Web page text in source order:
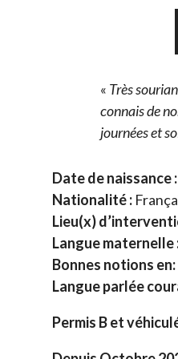
« Très
connais de
journées et
Date de naissance :
Nationalité :
Lieu(x)
Langue maternelle
Bonnes notions en:
Langue parlée
Permis B et